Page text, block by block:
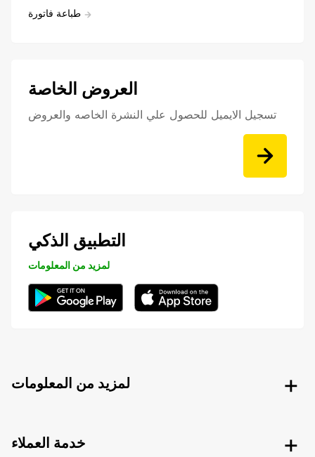
طباعة فاتورة
العروض الخاصة
تسجيل الايميل للحصول علي النشرة الخاصه والعروض
التطبيق الذكي
لمزيد من المعلومات
لمزيد من المعلومات
خدمة العملاء